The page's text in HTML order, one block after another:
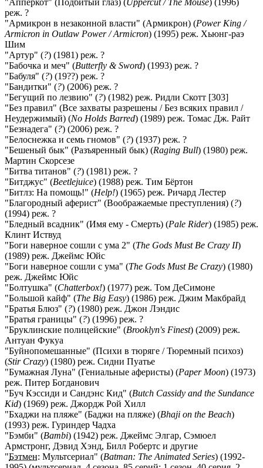
"Апперкот" (Подбитый глаз) (Uppercut / The Mouse) (1996)
реж. ?
"Армикрон в незаконной власти" (Армикрон) (Power King /
Armicron in Outlaw Power / Armicron) (1995) реж. Хьюнг-раэ
Шим
"Артур" (?) (1981) реж. ?
"Бабочка и меч" (Butterfly & Sword) (1993) реж. ?
"Бабуля" (?) (19??) реж. ?
"Бандитки" (?) (2006) реж. ?
"Бегущий по лезвию" (?) (1982) реж. Ридли Скотт [303]
"Без правил" (Все захваты разрешены / Без всяких правил /
Неудержимый) (No Holds Barred) (1989) реж. Томас Дж. Райт
"Безнадега" (?) (2006) реж. ?
"Белоснежка и семь гномов" (?) (1937) реж. ?
"Бешеный бык" (Разъяренный бык) (Raging Bull) (1980) реж.
Мартин Скорсезе
"Битва титанов" (?) (1981) реж. ?
"Битджус" (Beetlejuice) (1988) реж. Тим Бёртон
"Битлз: На помощь!" (Help!) (1965) реж. Ричард Лестер
"Благородный аферист" (Воображаемые преступления) (?)
(1994) реж. ?
"Бледный всадник" (Имя ему - Смерть) (Pale Rider) (1985) реж.
Клинт Иствуд
"Боги наверное сошли с ума 2" (The Gods Must Be Crazy II)
(1989) реж. Джеймс Юйс
"Боги наверное сошли с ума" (The Gods Must Be Crazy) (1980)
реж. Джеймс Юйс
"Болтушка" (Chatterbox!) (1977) реж. Том ДеСимоне
"Большой кайф" (The Big Easy) (1986) реж. Джим Макбрайд
"Братья Блюз" (?) (1980) реж. Джон Лэндис
"Братья границы" (?) (1996) реж. ?
"Бруклинские полицейские" (Brooklyn's Finest) (2009) реж.
Антуан Фукуа
"Буйнопомешанные" (Психи в тюряге / Тюремный психоз)
(Stir Crazy) (1980) реж. Сидни Пуатье
"Бумажная Луна" (Гениальные аферисты) (Paper Moon) (1973)
реж. Питер Богданович
"Буч Кэссиди и Сандэнс Кид" (Butch Cassidy and the Sundance
Kid) (1969) реж. Джордж Рой Хилл
"Бхаджи на пляже" (Баджи на пляже) (Bhaji on the Beach)
(1993) реж. Гуриндер Чадха
"Бэмби" (Bambi) (1942) реж. Джеймс Элгар, Сэмюел
Армстронг, Дэвид Хэнд, Билл Робертс и другие
"Бэтмен: Мультсериал" (Batman: The Animated Series) (1992-